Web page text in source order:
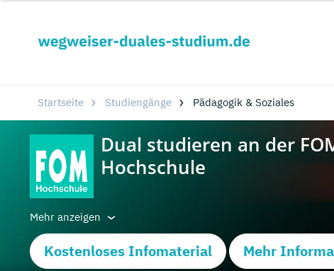
Startseite Studiengänge Pädagogik & Soziales
Mehr anzeigen
Kostenloses Infomaterial Mehr